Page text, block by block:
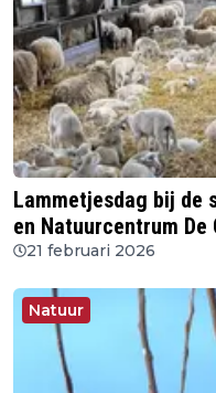
Lammetjesdag bij de
en Natuurcentrum De
21 februari 2026
Natuur